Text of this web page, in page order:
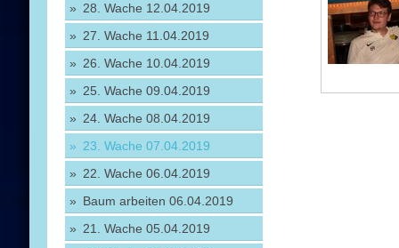
28. Wache 12.04.2019
27. Wache 11.04.2019
26. Wache 10.04.2019
25. Wache 09.04.2019
24. Wache 08.04.2019
23. Wache 07.04.2019
22. Wache 06.04.2019
Baum arbeiten 06.04.2019
21. Wache 05.04.2019